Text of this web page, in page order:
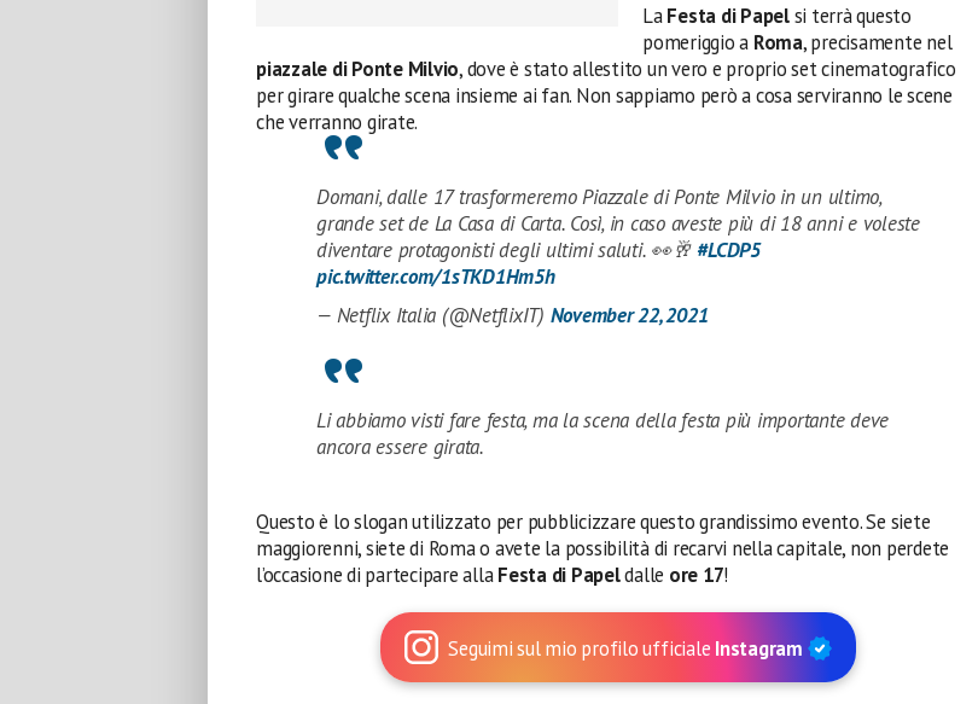
LaFesta di Papelsi terrà questo
pomeriggio a Roma, precisamente nel
piazzale di Ponte Milvio, dove è stato allestito un vero e proprio set cinematografico
per girare qualche scena insieme ai fan. Non sappiamo però a cosa serviranno le scene
che verranno girate.
Domani, dalle 17 trasformeremo Piazzale di Ponte Milvio in un ultimo,
grande set de La Casa di Carta. Così, in caso aveste più di 18 anni e voleste
diventare protagonisti degli ultimi saluti. 👀🥂 #LCDP5
pic.twitter.com/1sTKD1Hm5h
— Netflix Italia (@NetflixIT) November 22, 2021
Li abbiamo visti fare festa, ma la scena della festa più importante deve
ancora essere girata.
Questo è lo slogan utilizzato per pubblicizzare questo grandissimo evento. Se siete
maggiorenni, siete di Roma o avete la possibilità di recarvi nella capitale, non perdete
l’occasione di partecipare allaFesta di Papeldalle ore 17!
Seguimi sul mio profilo ufficiale Instagram